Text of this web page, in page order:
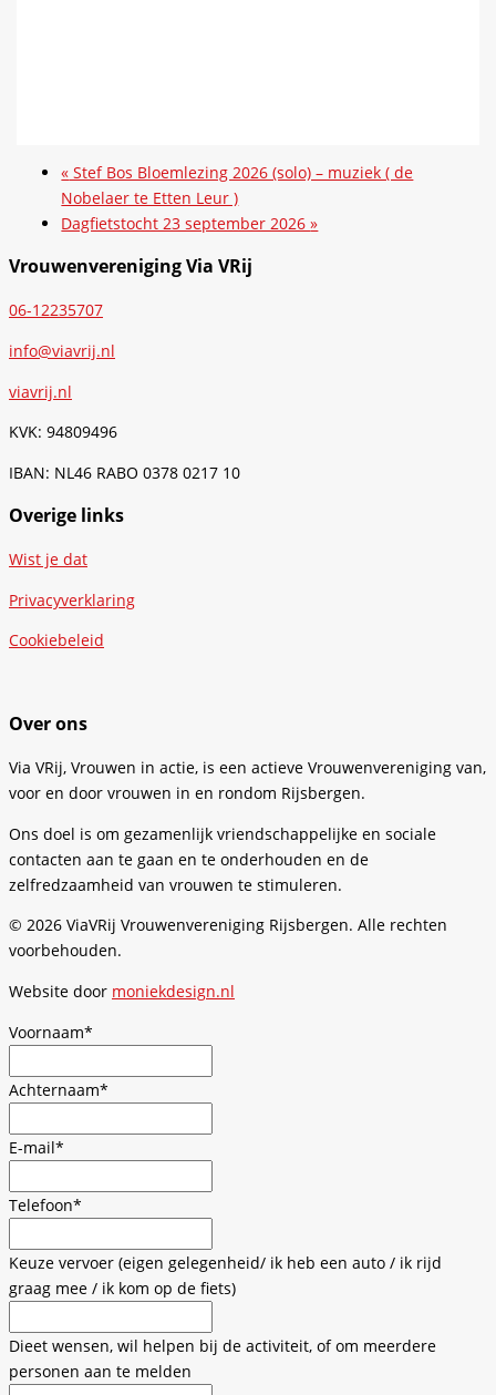
« Stef Bos Bloemlezing 2026 (solo) – muziek ( de
Nobelaer te Etten Leur )
Dagfietstocht 23 september 2026»
Vrouwenvereniging Via VRij
06-12235707
info@viavrij.nl
viavrij.nl
KVK: 94809496
IBAN: NL46 RABO 0378 0217 10
Overige links
Wist je dat
Privacyverklaring
Cookiebeleid
Over ons
Via VRij, Vrouwen in actie, is een actieve Vrouwenvereniging van,
voor en door vrouwen in en rondom Rijsbergen.
Ons doel is om gezamenlijk vriendschappelijke en sociale
contacten aan te gaan en te onderhouden en de
zelfredzaamheid van vrouwen te stimuleren.
© 2026 ViaVRij Vrouwenvereniging Rijsbergen. Alle rechten
voorbehouden.
Website door moniekdesign.nl
Voornaam*
Achternaam*
E-mail*
Telefoon*
Keuze vervoer (eigen gelegenheid/ ik heb een auto / ik rijd
graag mee / ik kom op de fiets)
Dieet wensen, wil helpen bij de activiteit, of om meerdere
personen aan te melden